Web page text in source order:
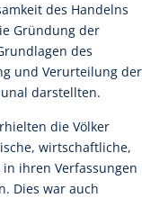
des Handelns
Gründung der
des
und Verurteilung der
darstellten.
die Völker
wirtschaftliche,
ihren Verfassungen
Dies war auch